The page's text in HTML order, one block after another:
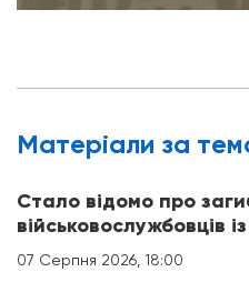
Матерiали за
Стало відомо про
військовослужбовців
07 Серпня 2026, 18:00